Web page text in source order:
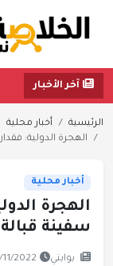
آخر الأخبار
الرئيسية
أخبار محلية
الهجرة الدولية: فقدان 28 مهاجرًا بعد غرق سفينة
أخبار محلية
سفينة
بوابتي 2022 09:27